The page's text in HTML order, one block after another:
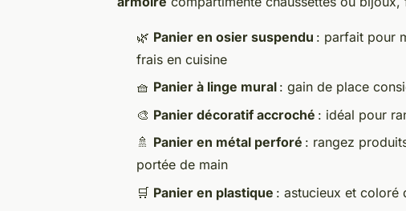
🌿 Panier en osier suspendu : parfait pour
frais en cuisine
🧺 Panier à linge mural : gain de place
🎨 Panier décoratif accroché : idéal pour
🚿 Panier en métal perforé : rangez
portée de main
🛒 Panier en plastique : astucieux et coloré